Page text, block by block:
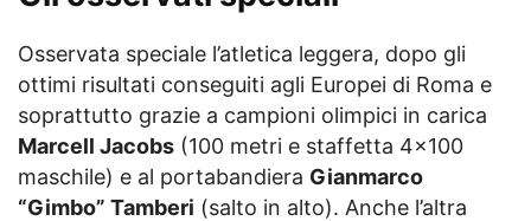
Osservata speciale l’atletica leggera, dopo gli
ottimi risultati conseguiti agli Europei di Roma e
soprattutto grazie a campioni olimpici in carica
Marcell Jacobs (100 metri e staffetta 4×100
maschile) e al portabandiera Gianmarco
“Gimbo” Tamberi (salto in alto). Anche l’altra